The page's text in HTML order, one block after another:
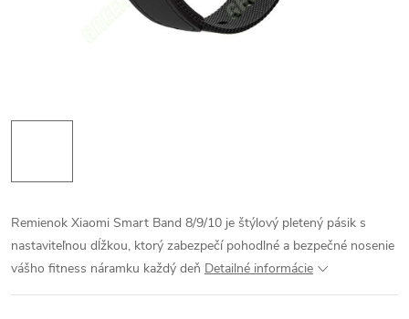
Remienok Xiaomi Smart Band 8/9/10 je štýlový pletený pásik s
nastaviteľnou dĺžkou, ktorý zabezpečí pohodlné a bezpečné nosenie
vášho fitness náramku každý deň Detailné informácie